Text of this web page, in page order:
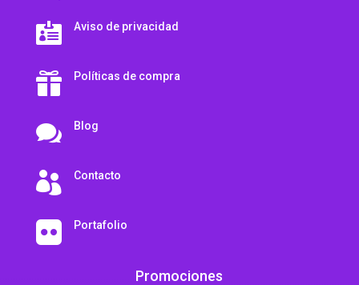
 Aviso de privacidad
 Políticas de compra
 Blog
 Contacto
 Portafolio
Promociones